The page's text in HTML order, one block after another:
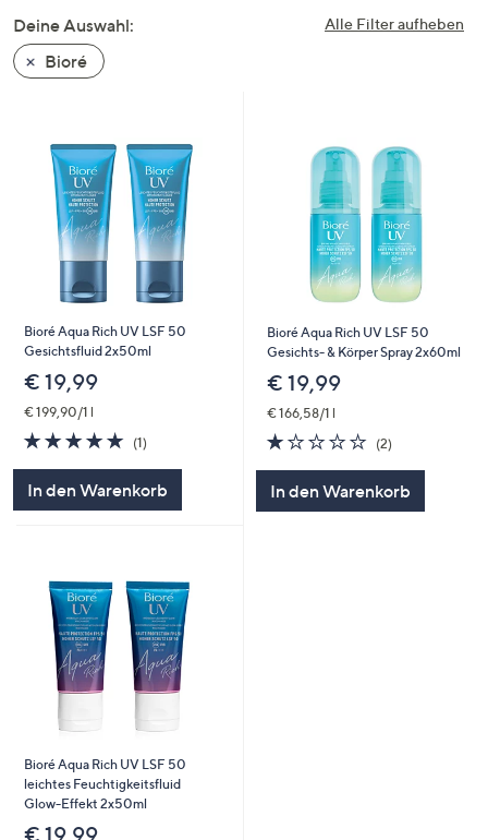
nach
unten
oder
Touch-
Geräten
rechts,
um
diese
anzuzeigen.
Alle Filter aufheben
Deine Auswahl:
Bioré
Bioré Aqua Rich UV LSF 50
Gesichtsfluid 2x50ml
€ 19,99
€ 199,90/1 l
5.0
von
(1)1
In den Warenkorb
Bioré Aqua Rich UV LSF 50
Gesichts- & Körper Spray 2x60ml
€ 19,99
€ 166,58/1 l
1.0
von
(2)2
In den Warenkorb
Bioré Aqua Rich UV LSF 50
leichtes Feuchtigkeitsfluid
Glow-Effekt 2x50ml
€ 19,99